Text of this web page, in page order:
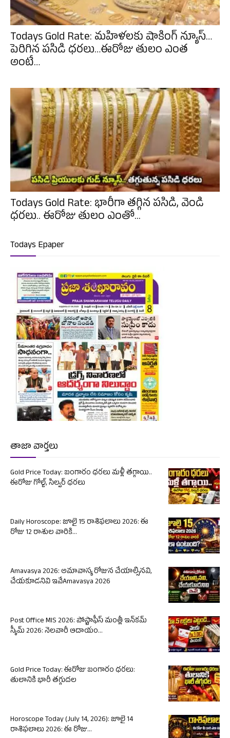
Todays Gold Rate: మహిళలకు షాకింగ్ న్యూస్…
పెరిగిన పసిడి ధరలు…ఈరోజు తులం ఎంత
అంటే…
Todays Gold Rate: భారీగా తగ్గిన పసిడి, వెండి
ధరలు.. ఈరోజు తులం ఎంతో...
Todays Epaper
తాజా వార్తలు
Gold Price Today: బంగారం ధరలు మళ్లీ తగ్గాయి..
ఈరోజు గోల్డ్, సిల్వర్ ధరలు
Daily Horoscope: జూలై 15 రాశిఫలాలు 2026: ఈ
రోజు 12 రాశుల వారికి...
Amavasya 2026: అమావాస్య రోజున చేయాల్సినవి,
చేయకూడనివి ఇవేAmavasya 2026
Post Office MIS 2026: పోస్టాఫీస్ మంత్లీ ఇన్‌కమ్
స్కీమ్ 2026: నెలవారీ ఆదాయం...
Gold Price Today: ఈరోజు బంగారం ధరలు:
తులానికి భారీ తగ్గుదల
Horoscope Today (July 14, 2026): జూలై 14
రాశిఫలాలు 2026: ఈ రోజు...